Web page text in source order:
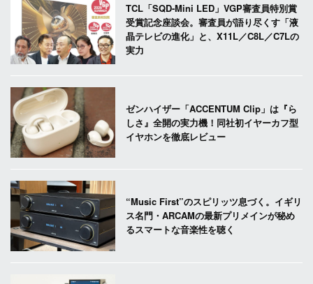
TCL「SQD-Mini LED」VGP審査員特別賞
受賞記念座談会。審査員が語り尽くす「液
晶テレビの進化」と、X11L／C8L／C7Lの
実力
ゼンハイザー「ACCENTUM Clip」は『ら
しさ』全開の実力機！同社初イヤーカフ型
イヤホンを徹底レビュー
“Music First”のスピリッツ息づく。イギリ
ス名門・ARCAMの最新プリメインが秘め
るスマートな音楽性を聴く